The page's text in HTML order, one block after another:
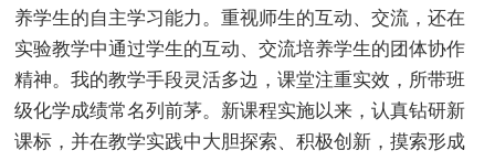
养学生的自主学习能力。重视师生的互动、交流，还在
实验教学中通过学生的互动、交流培养学生的团体协作
精神。我的教学手段灵活多边，课堂注重实效，所带班
级化学成绩常名列前茅。新课程实施以来，认真钻研新
课标，并在教学实践中大胆探索、积极创新，摸索形成